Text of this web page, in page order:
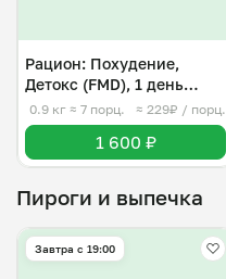
Рацион: Похудение,
Детокс (FMD), 1 день
(800кк)
0.9 кг ≈ 7 порц. ≈ 229₽ / порц.
1 600 ₽
Пироги и выпечка
Завтра c 19:00